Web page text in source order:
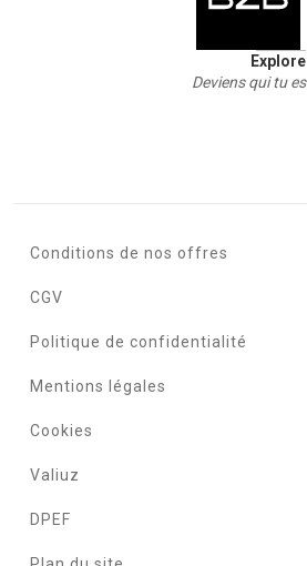
Explore
Deviens qui tu es
Conditions de nos offres
CGV
Politique de confidentialité
Mentions légales
Cookies
Valiuz
DPEF